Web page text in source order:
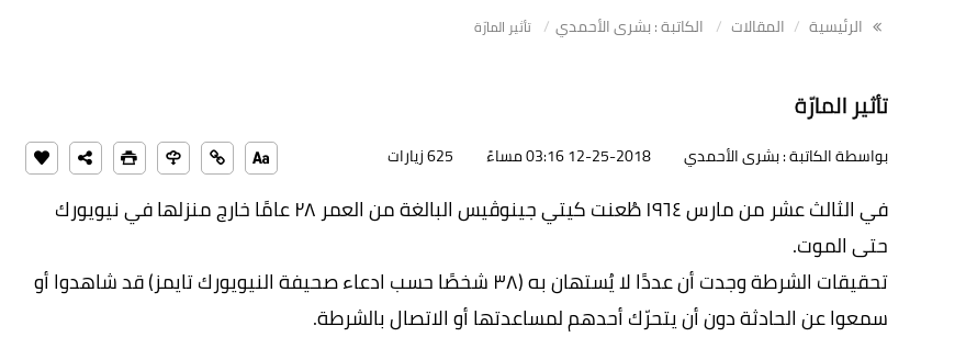
الرئيسية المقالات الكاتبة : بشرى الأحمدي تأثير المارّة
تأثير المارّة
بواسطة الكاتبة : بشرى الأحمدي 12-25-2018 03:16 مساءً 625 زيارات
في الثالث عشر من مارس ١٩٦٤ طُعنت كيتي جينوڤيس البالغة من العمر ٢٨ عامًا خارج منزلها في نيويورك
حتى الموت.
تحقيقات الشرطة وجدت أن عددًا لا يُستهان به (٣٨ شخصًا حسب ادعاء صحيفة النيويورك تايمز) قد شاهدوا أو
سمعوا عن الحادثة دون أن يتحرّك أحدهم لمساعدتها أو الاتصال بالشرطة.